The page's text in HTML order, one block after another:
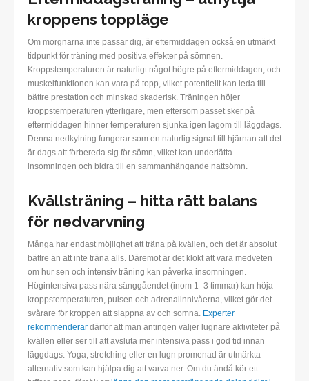
kroppens toppläge
Om morgnarna inte passar dig, är eftermiddagen också en utmärkt
tidpunkt för träning med positiva effekter på sömnen.
Kroppstemperaturen är naturligt något högre på eftermiddagen, och
muskelfunktionen kan vara på topp, vilket potentiellt kan leda till
bättre prestation och minskad skaderisk. Träningen höjer
kroppstemperaturen ytterligare, men eftersom passet sker på
eftermiddagen hinner temperaturen sjunka igen lagom till läggdags.
Denna nedkylning fungerar som en naturlig signal till hjärnan att det
är dags att förbereda sig för sömn, vilket kan underlätta
insomningen och bidra till en sammanhängande nattsömn.
Kvällsträning – hitta rätt balans
för nedvarvning
Många har endast möjlighet att träna på kvällen, och det är absolut
bättre än att inte träna alls. Däremot är det klokt att vara medveten
om hur sen och intensiv träning kan påverka insomningen.
Högintensiva pass nära sänggåendet (inom 1–3 timmar) kan höja
kroppstemperaturen, pulsen och adrenalinnivåerna, vilket gör det
svårare för kroppen att slappna av och somna. Experter
rekommenderar därför att man antingen väljer lugnare aktiviteter på
kvällen eller ser till att avsluta mer intensiva pass i god tid innan
läggdags. Yoga, stretching eller en lugn promenad är utmärkta
alternativ som kan hjälpa dig att varva ner. Om du ändå kör ett